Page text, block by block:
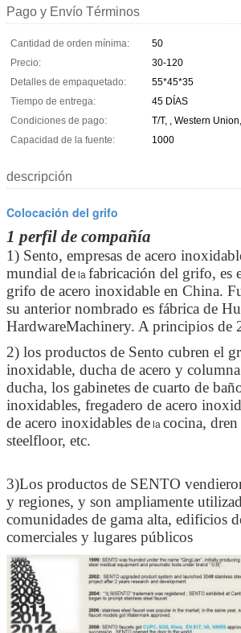
Pago y Envío Términos
Cantidad de orden mínima:
50
Precio:
30-120
Detalles de empaquetado:
55*45*35
Tiempo de entrega:
45 DÍAS
Condiciones de pago:
T/T, , Western
Capacidad de la fuente:
1000
descripción
Colocación del grifo
1 perfil de compañía
1) Sento, empresas de acero
mundial de la fabricación del grifo, es
grifo de acero inoxidable en China.
su anterior nombrado es fábrica de
HardwareMachinery. A principios de
2) los productos de Sento cubren el
inoxidable, ducha de acero y
ducha, los gabinetes de cuarto de
inoxidables, fregadero de acero
de acero inoxidables de la cocina,
steelfloor, etc.
3)Los productos de SENTO
y regiones, y son ampliamente
comunidades de gama alta, edificios
comerciales y lugares públicos